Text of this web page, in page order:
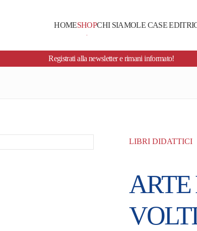
HOMESHOPCHI SIAMOLE CASE
Registrati alla newsletter e rimani informato!
LIBRI DIDATTICI
ARTE